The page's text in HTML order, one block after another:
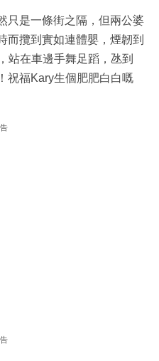
只是一條街之隔，但兩公婆
而攬到實如連體嬰，煙韌到
站在車邊手舞足蹈，氹到
祝福Kary生個肥肥白白嘅